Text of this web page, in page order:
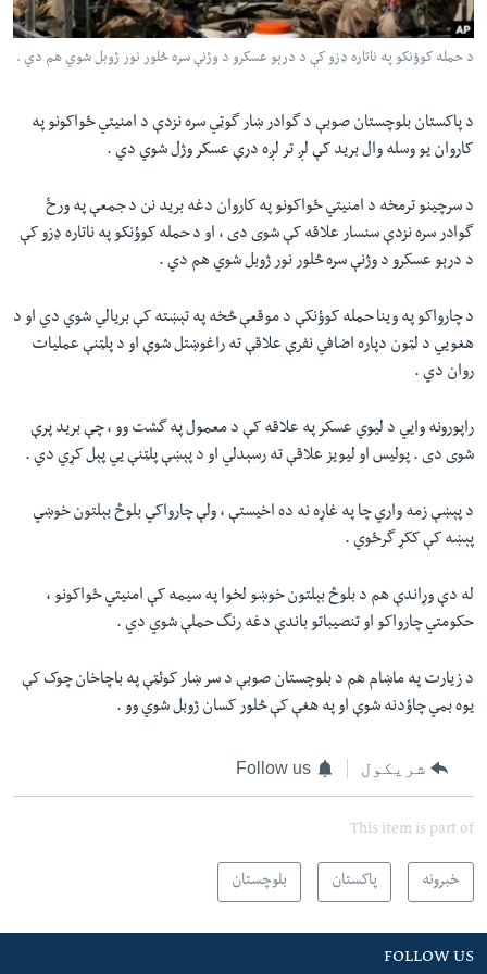
دلته
لټون
اداریه
FOLLOW US
ژبې
د حمله کوؤنکو په ناتاره ډزو کې د درېو عسکرو د وژنې سره څلور نور ژوبل شوي هم دي .
د پاکستان بلوچستان صوبې د گوادر ښار گوټي سره نزدې د امنيتي ځواکونو په
کاروان يو وسله وال بريد کې لږ تر لږه درې عسکر وژل شوي دي .
د سرچينو ترمخه د امنيتي ځواکونو په کاروان دغه بريد نن د جمعې په ورځ
گوادر سره نزدې سنسار علاقه کې شوی دی ، او د حمله کوؤنکو په ناتاره ډزو کې
د درېو عسکرو د وژنې سره څلور نور ژوبل شوي هم دي .
د چارواکو په وينا حمله کوؤنکې د موقعې څخه په تېښته کې بريالي شوي دي او د
هغويي د لټون دپاره اضافي نفرې علاقې ته راغوښتل شوې او د پلټنې عمليات
روان دي .
راپورونه وايي د ليوي عسکر په علاقه کې د معمول په گشت وو ، چې بريد پرې
شوی دی . پوليس او ليويز علاقې ته رسېدلي او د پېښې پلټنې يي پېل کړي دي .
د پېښې زمه واري چا په غاړه نه ده اخيستې ، ولې چارواکي بلوڅ بېلتون خوښي
پېښه کې ککړ گرځوي .
له دې وړاندې هم د بلوڅ بېلتون خوښو لخوا په سيمه کې امنيتي ځواکونو ،
حکومتي چارواکو او تنصيباتو باندې دغه رنگ حملې شوي دي .
د زيارت په ماښام هم د بلوچستان صوبې د سر ښار کوئټې په باچاخان چوک کې
يوه بمي چاؤدنه شوې او په هغې کې څلور کسان ژوبل شوي وو .
شریکول Follow us
This item is part of
خبرونه پاکستان بلوچستان
FOLLOW US